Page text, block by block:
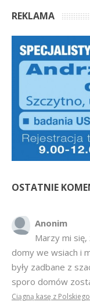
REKLAMA
OSTATNIE
Anonim
Marzy mi
domy we wsiach i
były zadbane z
sporo domów
Ciągną kasę z